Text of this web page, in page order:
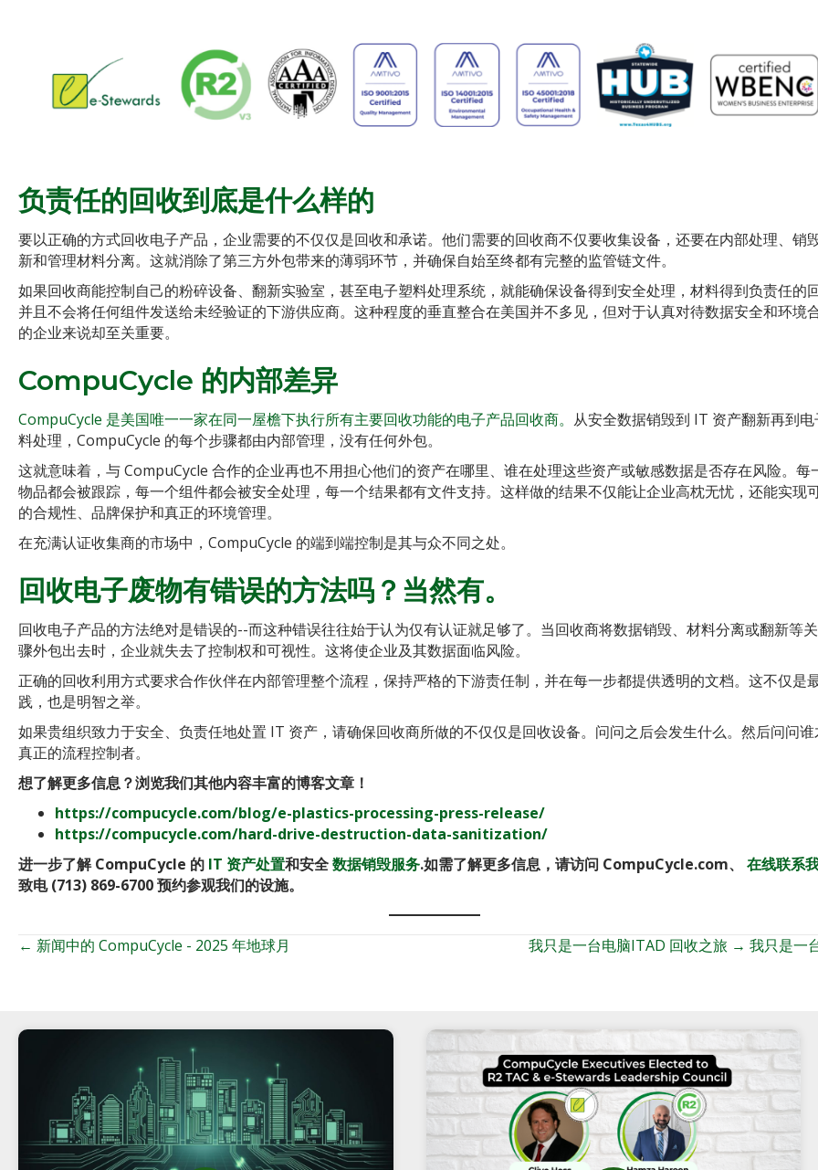
负责任的回收到底是什么样的
要以正确的方式回收电子产品，企业需要的不仅仅是回收和承诺。他们需要的回收商不仅要收集设备，还要在内部处理、销
新和管理材料分离。这就消除了第三方外包带来的薄弱环节，并确保自始至终都有完整的监管链文件。
如果回收商能控制自己的粉碎设备、翻新实验室，甚至电子塑料处理系统，就能确保设备得到安全处理，材料得到负责任的
并且不会将任何组件发送给未经验证的下游供应商。这种程度的垂直整合在美国并不多见，但对于认真对待数据安全和环境
的企业来说却至关重要。
CompuCycle 的内部差异
CompuCycle 是美国唯一一家在同一屋檐下执行所有主要回收功能的电子产品回收商。 从安全数据销毁到 IT 资产翻新再到电
料处理，CompuCycle 的每个步骤都由内部管理，没有任何外包。
这就意味着，与 CompuCycle 合作的企业再也不用担心他们的资产在哪里、谁在处理这些资产或敏感数据是否存在风险。每
物品都会被跟踪，每一个组件都会被安全处理，每一个结果都有文件支持。这样做的结果不仅能让企业高枕无忧，还能实现
的合规性、品牌保护和真正的环境管理。
在充满认证收集商的市场中，CompuCycle 的端到端控制是其与众不同之处。
回收电子废物有错误的方法吗？当然有。
回收电子产品的方法绝对是错误的--而这种错误往往始于认为仅有认证就足够了。当回收商将数据销毁、材料分离或翻新等
骤外包出去时，企业就失去了控制权和可视性。这将使企业及其数据面临风险。
正确的回收利用方式要求合作伙伴在内部管理整个流程，保持严格的下游责任制，并在每一步都提供透明的文档。这不仅是
践，也是明智之举。
如果贵组织致力于安全、负责任地处置 IT 资产，请确保回收商所做的不仅仅是回收设备。问问之后会发生什么。然后问问谁
真正的流程控制者。
想了解更多信息？浏览我们其他内容丰富的博客文章！
https://compucycle.com/blog/e-plastics-processing-press-release/
https://compucycle.com/hard-drive-destruction-data-sanitization/
进一步了解 CompuCycle 的 IT 资产处置和安全数据销毁服务.如需了解更多信息，请访问 CompuCycle.com、 在线联系
致电 (713) 869-6700 预约参观我们的设施。
职
导
← 新闻中的 CompuCycle - 2025 年地球月 我只是一台电脑ITAD 回收之旅 → 我只是一